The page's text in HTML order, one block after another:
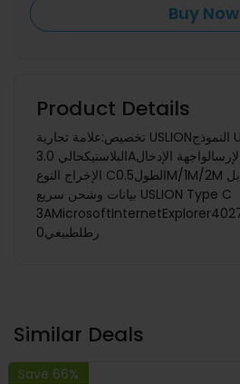
Buy Now
Product Details
تخصيص:علامة تجارية USLIONالنموذج US0125مادة المعدن +
البلاستيكحالي 3.0Aحالي شحن الإرسالواجهة الإدخال USBواجهة
الإخراج النوع Cالطول0.5M/1M/2M الحزمة تشمل:1 * كابل
بيانات وشحن سريع USLION Type C
3AMicrosoftInternetExplorer402لم يتم تحديد المستند7.8
رطلطبيعي0
Similar Deals
Save 66%